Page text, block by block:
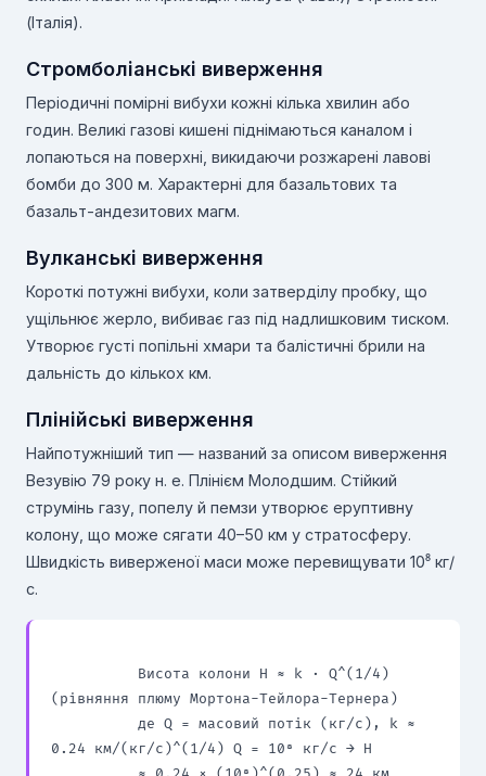
(Італія).
Стромболіанські виверження
Періодичні помірні вибухи кожні кілька хвилин або
годин. Великі газові кишені піднімаються каналом і
лопаються на поверхні, викидаючи розжарені лавові
бомби до 300 м. Характерні для базальтових та
базальт-андезитових магм.
Вулканські виверження
Короткі потужні вибухи, коли затверділу пробку, що
ущільнює жерло, вибиває газ під надлишковим тиском.
Утворює густі попільні хмари та балістичні брили на
дальність до кількох км.
Плінійські виверження
Найпотужніший тип — названий за описом виверження
Везувію 79 року н. е. Плінієм Молодшим. Стійкий
струмінь газу, попелу й пемзи утворює еруптивну
колону, що може сягати 40–50 км у стратосферу.
Швидкість виверженої маси може перевищувати 10⁸ кг/
с.
(рівняння плюму Мортона-Тейлора-Тернера)
0.24 км/(кг/с)^(1/4) Q = 10⁸ кг/с → H